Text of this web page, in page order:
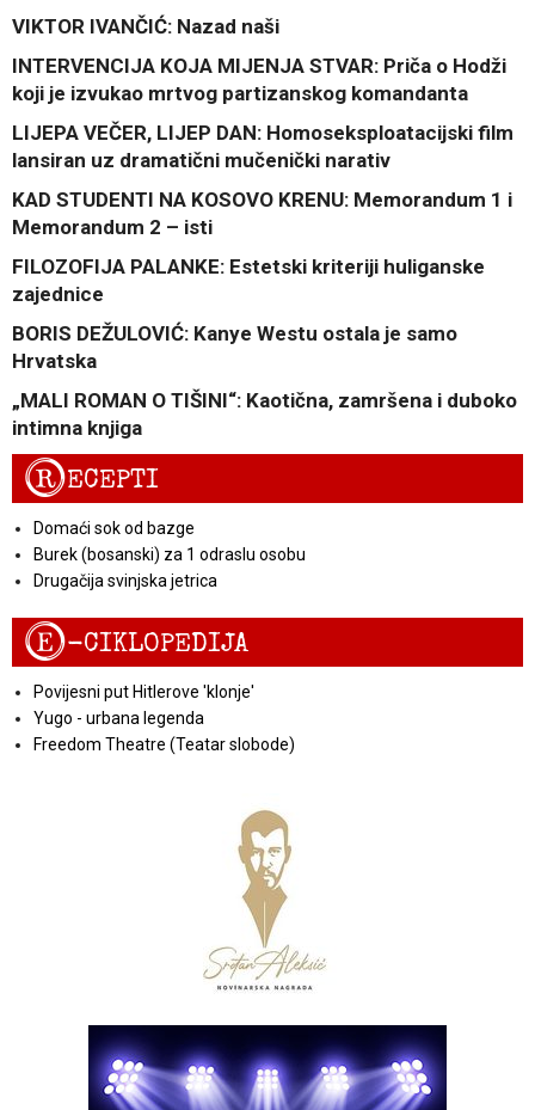
VIKTOR IVANČIĆ: Nazad naši
INTERVENCIJA KOJA MIJENJA STVAR: Priča o Hodži
koji je izvukao mrtvog partizanskog komandanta
LIJEPA VEČER, LIJEP DAN: Homoseksploatacijski film
lansiran uz dramatični mučenički narativ
KAD STUDENTI NA KOSOVO KRENU: Memorandum 1 i
Memorandum 2 – isti
FILOZOFIJA PALANKE: Estetski kriteriji huliganske
zajednice
BORIS DEŽULOVIĆ: Kanye Westu ostala je samo
Hrvatska
„MALI ROMAN O TIŠINI“: Kaotična, zamršena i duboko
intimna knjiga
RECEPTI
Domaći sok od bazge
Burek (bosanski) za 1 odraslu osobu
Drugačija svinjska jetrica
E-CIKLOPEDIJA
Povijesni put Hitlerove 'klonje'
Yugo - urbana legenda
Freedom Theatre (Teatar slobode)